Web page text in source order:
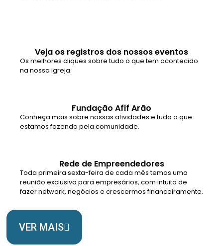
Veja os registros dos nossos eventos
Os melhores cliques sobre tudo o que tem acontecido
na nossa igreja.
Fundação Afif Arão
Conheça mais sobre nossas atividades e tudo o que
estamos fazendo pela comunidade.
Rede de Empreendedores
Toda primeira sexta-feira de cada mês temos uma
reunião exclusiva para empresários, com intuito de
fazer network, negócios e crescermos financeiramente.
VER MAIS